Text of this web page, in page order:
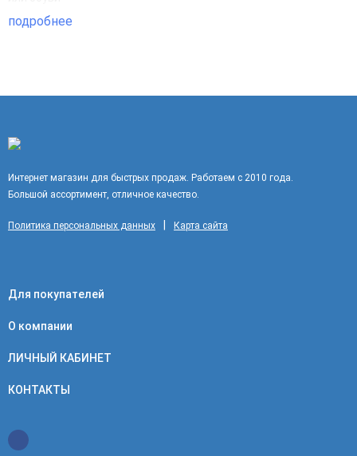
подробнее
Интернет магазин для быстрых продаж. Работаем с 2010 года.
Большой ассортимент, отличное качество.
Политика персональных данных Карта сайта
Для покупателей
О компании
ЛИЧНЫЙ КАБИНЕТ
КОНТАКТЫ